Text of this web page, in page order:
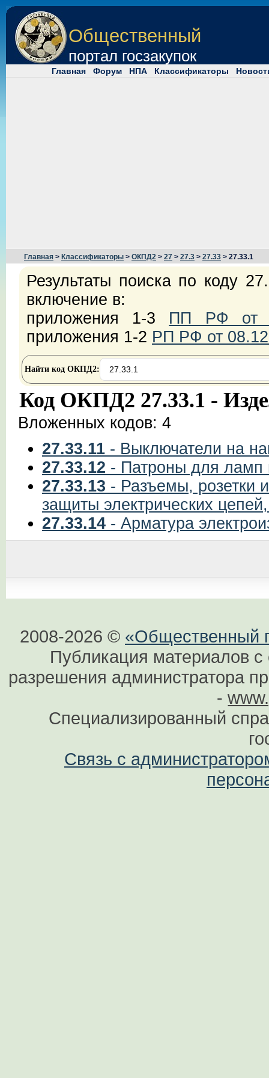
Общественный
портал госзакупок
Главная Форум НПА Классификаторы
Главная > Классификаторы > ОКПД2 > 27 > 27.3 > 27.33 > 27.33.1
Результаты поиска по коду
включение в:
приложения 1-3 ПП РФ от
приложения 1-2 РП РФ от
Найти код ОКПД2:
Код ОКПД2 27.33.1 -
Вложенных кодов: 4
27.33.11 - Выключатели на
27.33.12 - Патроны для ламп
27.33.13 - Разъемы, розетки
защиты электрических
27.33.14 - Арматура
2008-2026 © «Общественный
Публикация материалов
разрешения администратора
-
Специализированный
Связь с